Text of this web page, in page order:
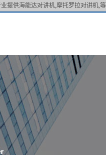
提供海能达对讲机,摩托罗拉对讲机,